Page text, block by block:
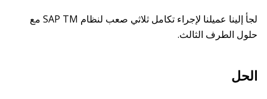
لجأ إلينا عميلنا لإجراء تكامل ثلاثي صعب لنظام SAP TM مع
حلول الطرف الثالث.
الحل